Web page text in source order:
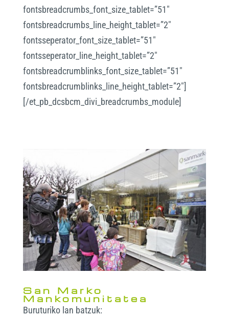
fontsbreadcrumbs_font_size_tablet=”51″
fontsbreadcrumbs_line_height_tablet=”2″
fontsseperator_font_size_tablet=”51″
fontsseperator_line_height_tablet=”2″
fontsbreadcrumblinks_font_size_tablet=”51″
fontsbreadcrumblinks_line_height_tablet=”2″]
[/et_pb_dcsbcm_divi_breadcrumbs_module]
San Marko
Mankomunitatea
Buruturiko lan batzuk: